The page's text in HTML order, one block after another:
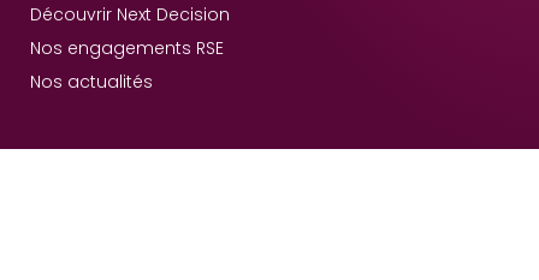
Découvrir Next Decision
Nos engagements RSE
Nos actualités